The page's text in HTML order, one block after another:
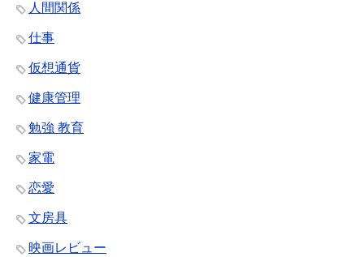
人間関係
仕事
仮想通貨
健康管理
勉強 教育
家電
恋愛
文房具
映画レビュー